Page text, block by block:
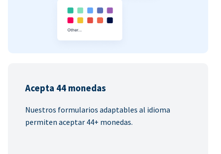
Acepta 44 monedas
Nuestros formularios adaptables al idioma
permiten aceptar 44+ monedas.